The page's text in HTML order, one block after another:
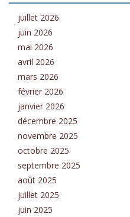
juillet 2026
juin 2026
mai 2026
avril 2026
mars 2026
février 2026
janvier 2026
décembre 2025
novembre 2025
octobre 2025
septembre 2025
août 2025
juillet 2025
juin 2025